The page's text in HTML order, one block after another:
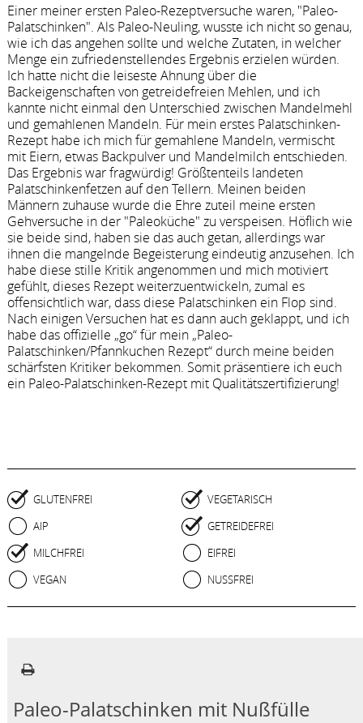
Einer meiner ersten Paleo-Rezeptversuche waren, "Paleo-
Palatschinken". Als Paleo-Neuling, wusste ich nicht so genau,
wie ich das angehen sollte und welche Zutaten, in welcher
Menge ein zufriedenstellendes Ergebnis erzielen würden.
Ich hatte nicht die leiseste Ahnung über die
Backeigenschaften von getreidefreien Mehlen, und ich
kannte nicht einmal den Unterschied zwischen Mandelmehl
und gemahlenen Mandeln. Für mein erstes Palatschinken-
Rezept habe ich mich für gemahlene Mandeln, vermischt
mit Eiern, etwas Backpulver und Mandelmilch entschieden.
Das Ergebnis war fragwürdig! Größtenteils landeten
Palatschinkenfetzen auf den Tellern. Meinen beiden
Männern zuhause wurde die Ehre zuteil meine ersten
Gehversuche in der "Paleoküche" zu verspeisen. Höflich wie
sie beide sind, haben sie das auch getan, allerdings war
ihnen die mangelnde Begeisterung eindeutig anzusehen. Ich
habe diese stille Kritik angenommen und mich motiviert
gefühlt, dieses Rezept weiterzuentwickeln, zumal es
offensichtlich war, dass diese Palatschinken ein Flop sind.
Nach einigen Versuchen hat es dann auch geklappt, und ich
habe das offizielle „go“ für mein „Paleo-
Palatschinken/Pfannkuchen Rezept“ durch meine beiden
schärfsten Kritiker bekommen. Somit präsentiere ich euch
ein Paleo-Palatschinken-Rezept mit Qualitätszertifizierung!
GLUTENFREI
VEGETARISCH
AIP
GETREIDEFREI
MILCHFREI
EIFREI
VEGAN
NUSSFREI
Paleo-Palatschinken mit Nußfülle